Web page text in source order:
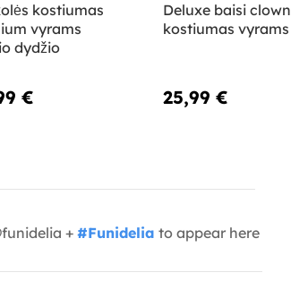
kostiumas
vyrams
dydžio
€
Deluxe baisi clown
kostiumas vyrams
25,99 €
+ #Funidelia to appear here